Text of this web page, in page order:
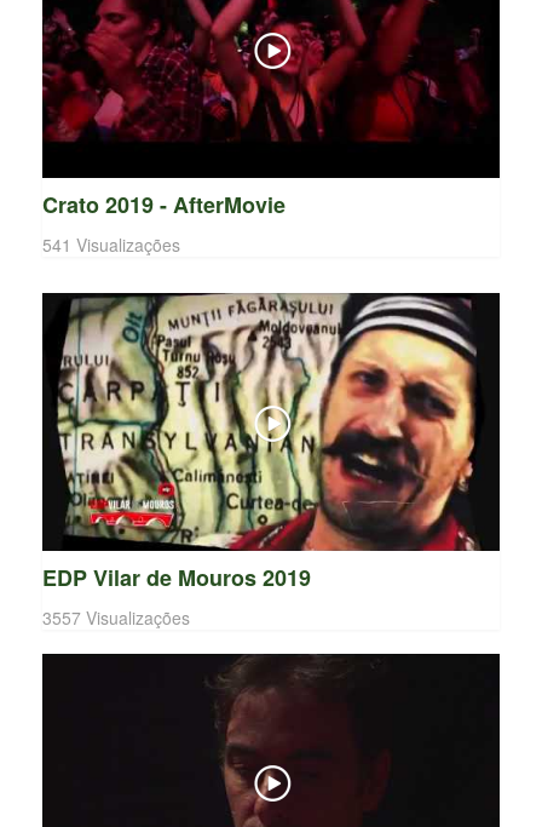
Crato 2019 - AfterMovie
541 Visualizações
EDP Vilar de Mouros 2019
3557 Visualizações